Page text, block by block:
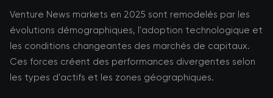
Venture News markets en 2025 sont remodelés par les
évolutions démographiques, l'adoption technologique et
les conditions changeantes des marchés de capitaux.
Ces forces créent des performances divergentes selon
les types d'actifs et les zones géographiques.